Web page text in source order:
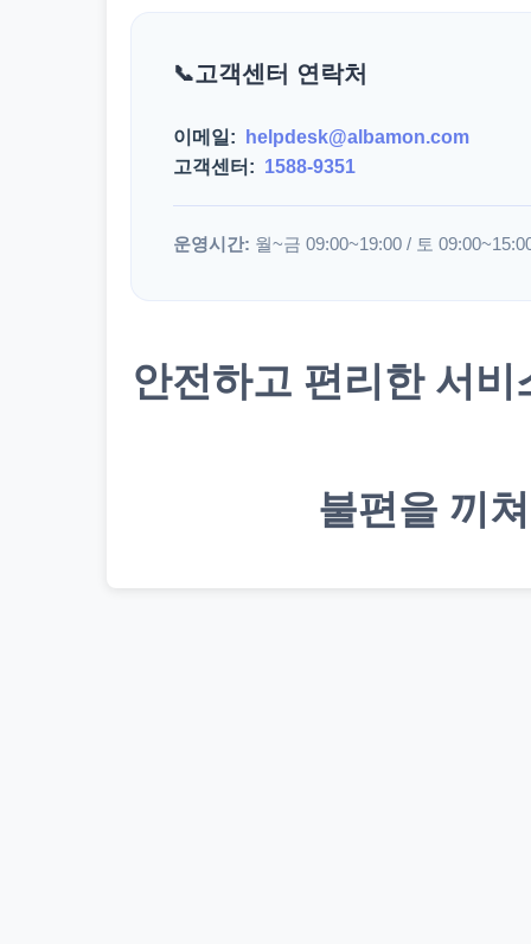
고객센터 연락처
이메일:
helpdesk@albamon.com
고객센터: 1588-9351
운영시간: 월~금 09:00~19:00 / 토
안전하고 편리한 서
불편을 끼